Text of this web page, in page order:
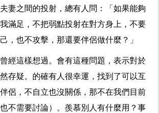
妻之間的投射，總有人問：「如果能夠
滿足，不把弱點投射在對方身上，不要
，也不攻擊，那還要伴侶做什麼？」
經這樣想過。會有這種問題，表示對於
存疑。的確有人很幸運，找到了可以互
侶，不自立也沒關係，那不在我們目前
不需要討論）。羨慕別人有什麼用？事